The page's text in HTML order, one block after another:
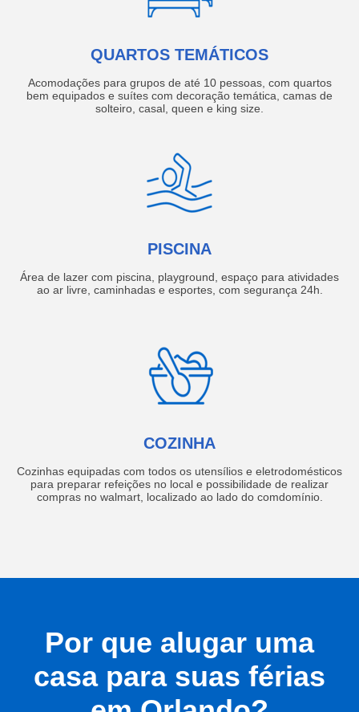
QUARTOS TEMÁTICOS
Acomodações para grupos de até 10 pessoas, com quartos
bem equipados e suítes com decoração temática, camas de
solteiro, casal, queen e king size.
PISCINA
Área de lazer com piscina, playground, espaço para atividades
ao ar livre, caminhadas e esportes, com segurança 24h.
COZINHA
Cozinhas equipadas com todos os utensílios e eletrodomésticos
para preparar refeições no local e possibilidade de realizar
compras no walmart, localizado ao lado do comdomínio.
Por que alugar uma
casa para suas férias